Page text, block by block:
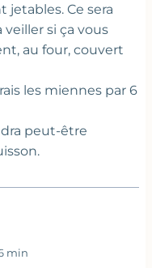
Ce sera
si ça vous
au four, couvert
les miennes par 6
peut-être
min